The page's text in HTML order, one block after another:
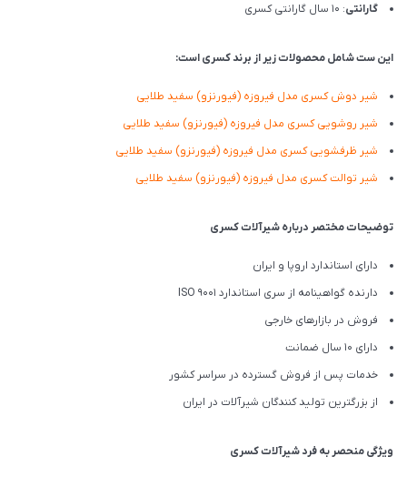
گارانتی: 10 سال گارانتی کسری
این ست شامل محصولات زیر از برند کسری است:
شیر دوش کسری مدل فیروزه (فیورنزو) سفید طلایی
شیر روشویی کسری مدل فیروزه (فیورنزو) سفید طلایی
شیر ظرفشویی کسری مدل فیروزه (فیورنزو) سفید طلایی
شیر توالت کسری مدل فیروزه (فیورنزو) سفید طلایی
توضیحات مختصر درباره شیرآلات کسری
دارای استاندارد اروپا و ایران
دارنده گواهینامه از سری استاندارد ISO 9001
فروش در بازارهای خارجی
دارای 10 سال ضمانت
خدمات پس از فروش گسترده در سراسر کشور
از بزرگترین تولید کنندگان شیرآلات در ایران
ویژگی منحصر به فرد شیرآلات کسری